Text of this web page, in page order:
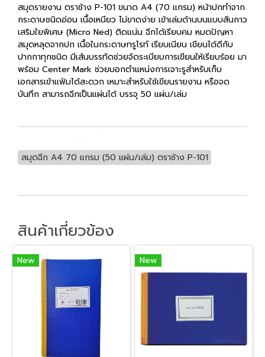
สมุดรายงาน ตราช้าง P-101 ขนาด A4 (70 แกรม) หน้าปกทำจาก
กระดาษชนิดอ่อน เนื้อเหนียว ไม่ขาดง่าย เข้าเล่มด้านบนแบบสันกาว
เสริมใยพิเศษ (Micro Ned) ติดแน่น ฉีกได้เรียบคม หมดปัญหา
สมุดหลุดจากปก เนื้อในกระดาษทรูไรท์ เรียบเนียน เขียนได้ดีกับ
ปากกาทุกชนิด มีเส้นบรรทัดช่วยจัดระเบียบการเขียนให้เรียบร้อย มา
พร้อม Center Mark ช่วยบอกตำแหน่งการเจาะรูสำหรับเก็บ
เอกสารเข้าแฟ้มได้สะดวก เหมาะสำหรับใช้เขียนรายงาน หรือจด
บันทึก สามารถฉีกเป็นแผ่นได้ บรรจุ 50 แผ่น/เล่ม
สมุดฉีก A4 70 แกรม (50 แผ่น/เล่ม) ตราช้าง P-101
สินค้าเกี่ยวข้อง
New New